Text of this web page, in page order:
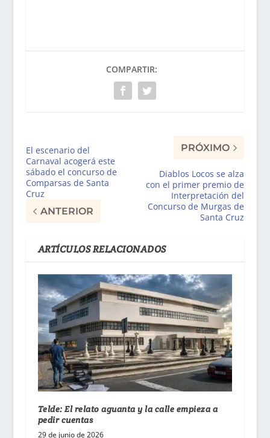
COMPARTIR:
El escenario del
Carnaval acogerá este
sábado el concurso de
Comparsas de Santa
Cruz
ANTERIOR
PRÓXIMO
Diablos Locos se alza
con el primer premio de
Interpretación del
Concurso de Murgas de
Santa Cruz
ARTÍCULOS RELACIONADOS
Telde: El relato aguanta y la calle empieza a
pedir cuentas
29 de junio de 2026